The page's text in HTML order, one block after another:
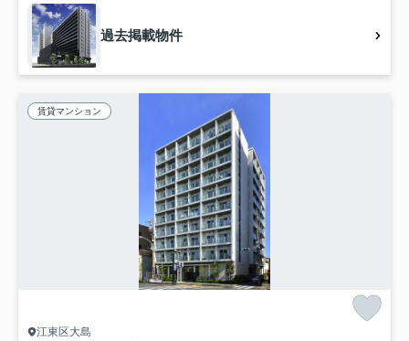
過去掲載物件
賃貸マンション
江東区大島